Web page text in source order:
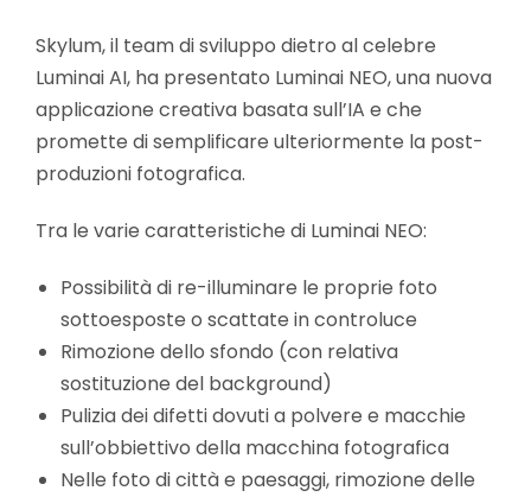
Skylum, il team di sviluppo dietro al celebre
Luminai AI, ha presentato Luminai NEO, una nuova
applicazione creativa basata sull’IA e che
promette di semplificare ulteriormente la post-
produzioni fotografica.
Tra le varie caratteristiche di Luminai NEO:
Possibilità di re-illuminare le proprie foto
sottoesposte o scattate in controluce
Rimozione dello sfondo (con relativa
sostituzione del background)
Pulizia dei difetti dovuti a polvere e macchie
sull’obbiettivo della macchina fotografica
Nelle foto di città e paesaggi, rimozione delle